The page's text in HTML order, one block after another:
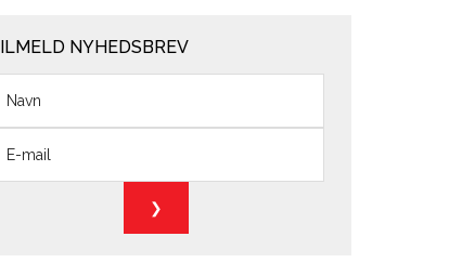
NYHEDSBREV